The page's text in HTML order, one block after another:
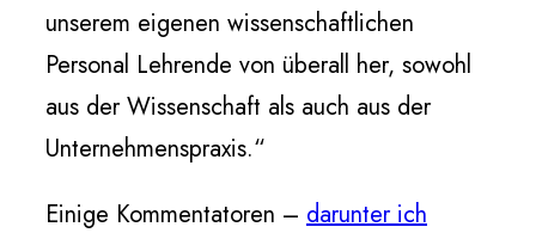
unserem eigenen wissenschaftlichen
Personal Lehrende von überall her, sowohl
aus der Wissenschaft als auch aus der
Unternehmenspraxis.“
Einige Kommentatoren – darunter ich